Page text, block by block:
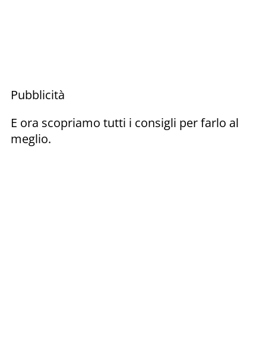
Pubblicità
E ora scopriamo tutti i consigli per farlo al
meglio.